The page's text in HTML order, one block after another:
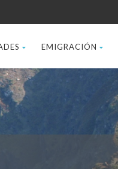
EMIGRACIÓN